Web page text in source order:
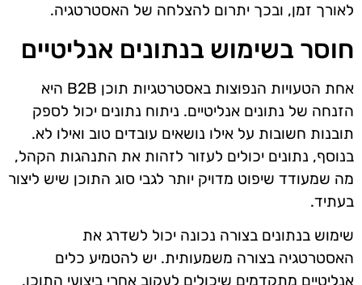
לאורך זמן, ובכך יתרום להצלחה של האסטרטגיה.
חוסר בשימוש בנתונים אנליטיים
אחת הטעויות הנפוצות באסטרטגיות תוכן B2B היא
הזנחה של נתונים אנליטיים. ניתוח נתונים יכול לספק
תובנות חשובות על אילו נושאים עובדים טוב ואילו לא.
בנוסף, נתונים יכולים לעזור לזהות את התנהגות הקהל,
מה שמעודד שיפוט מדויק יותר לגבי סוג התוכן שיש ליצור
בעתיד.
שימוש בנתונים בצורה נכונה יכול לשדרג את
האסטרטגיה בצורה משמעותית. יש להטמיע כלים
אנליטיים מתקדמים שיכולים לעקוב אחרי ביצועי התוכן,